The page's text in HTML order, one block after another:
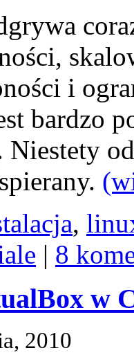
i
bardzo
,
| 8
w
2010